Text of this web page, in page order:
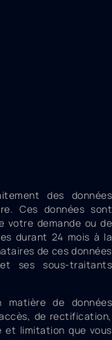
des données
Ces données sont
votre demande ou de
durant 24 mois à la
de ces données
ses sous-traitants
matière de données
de rectification,
et limitation que vous